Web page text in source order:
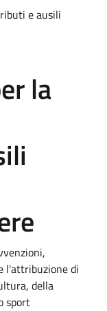
e ausili
la
l'attribuzione di
della
sport